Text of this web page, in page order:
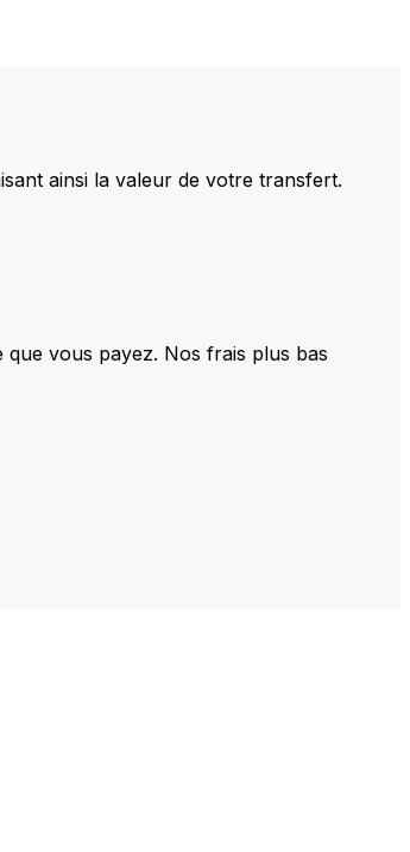
ainsi la valeur de votre transfert.
vous payez. Nos frais plus bas